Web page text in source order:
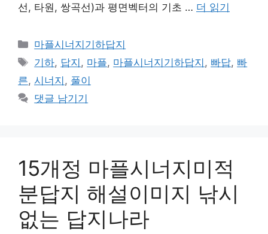
선, 타원, 쌍곡선)과 평면벡터의 기초 … 더 읽기
카
테
고
리
마플시너지기하답지
태
그
기하, 답지 , 마플, 마플시너지기하답지 , 빠답, 빠
른, 시너지 , 풀이
댓글 남기기
15개정 마플시너지미적
분답지 해설이미지 낚시
없는 답지나라